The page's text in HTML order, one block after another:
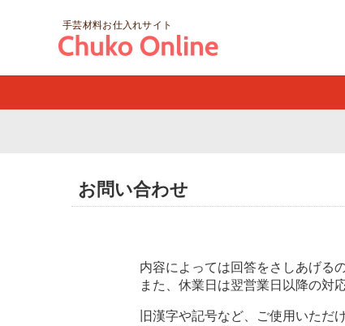
手芸材料お仕入れサイト
お問い合わせ
内容によっては回答をさしあげる
また、休業日は翌営業日以降の対
旧漢字や記号など、ご使用いただ